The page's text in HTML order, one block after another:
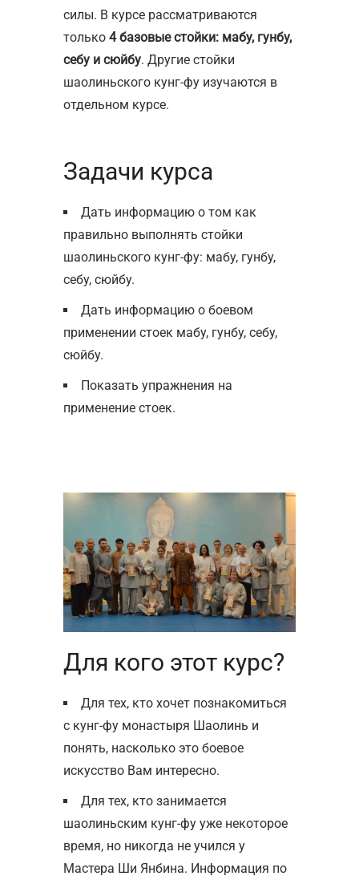
силы. В курсе рассматриваются
только 4 базовые стойки: мабу, гунбу,
себу и сюйбу. Другие стойки
шаолиньского кунг-фу изучаются в
отдельном курсе.
Задачи курса
Дать информацию о том как
правильно выполнять стойки
шаолиньского кунг-фу: мабу, гунбу,
себу, сюйбу.
Дать информацию о боевом
применении стоек мабу, гунбу, себу,
сюйбу.
Показать упражнения на
применение стоек.
Для кого этот курс?
Для тех, кто хочет познакомиться
с кунг-фу монастыря Шаолинь и
понять, насколько это боевое
искусство Вам интересно.
Для тех, кто занимается
шаолиньским кунг-фу уже некоторое
время, но никогда не учился у
Мастера Ши Янбина. Информация по